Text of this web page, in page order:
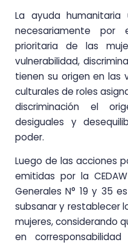
La ayuda
necesariamente
prioritaria de las
vulnerabilidad,
tienen su origen en las
culturales de roles
discriminación el
desiguales y
poder.
Luego de las acciones
emitidas por la
Generales N° 19 y 35
subsanar y restablecer
mujeres, considerando
en